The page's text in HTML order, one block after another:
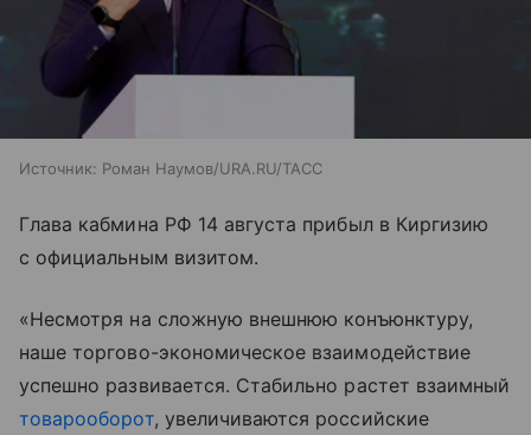
Источник: Роман Наумов/URA.RU/ТАСС
Глава кабмина РФ 14 августа прибыл в Киргизию
с официальным визитом.
«Несмотря на сложную внешнюю конъюнктуру,
наше торгово-экономическое взаимодействие
успешно развивается. Стабильно растет взаимный
товарооборот, увеличиваются российские